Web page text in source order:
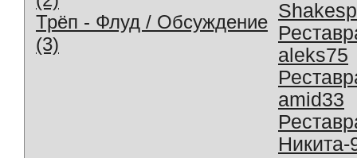
Трёп - Флуд / Обсуждение
(3)
aleks75
amid33
Никита-